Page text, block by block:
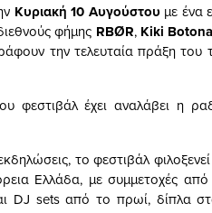
Κυριακή 10 Αυγούστουμε ένα
φήμης RBØR, Kiki
την τελευταία πράξη του
φεστιβάλ έχει αναλάβει η
το φεστιβάλ
Ελλάδα, με συμμετοχές
DJ sets από το πρωί, δίπλα